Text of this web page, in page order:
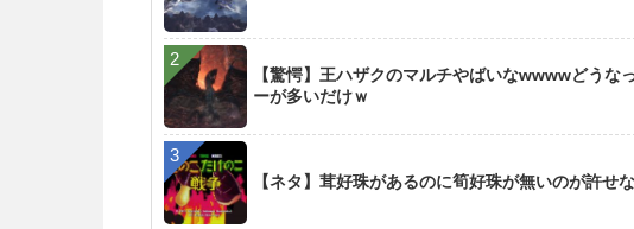
【驚愕】王ハザクのマルチやばいなwwwwどう
ーが多いだけｗ
【ネタ】茸好珠があるのに筍好珠が無いのが許